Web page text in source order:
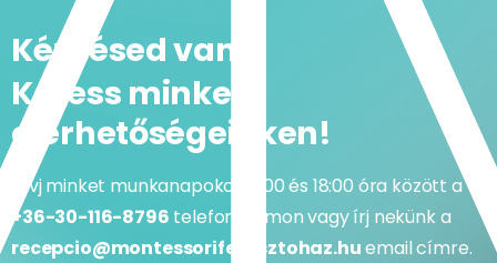
Kérdésed van?
Keress minket
elérhetőségeinken!
Hívj minket munkanapokon 9:00 és 18:00 óra között a
+36-30-116-8796 telefonszámon vagy írj nekünk a
recepcio@montessorifejlesztohaz.huemail címre.